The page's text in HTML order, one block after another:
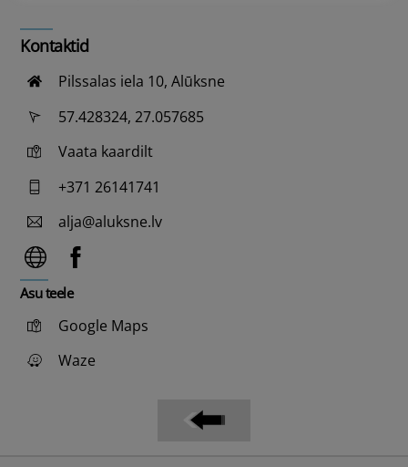
Kontaktid
Pilssalas iela 10, Alūksne
57.428324, 27.057685
Vaata kaardilt
+371 26141741
alja@aluksne.lv
Asu teele
Google Maps
Waze